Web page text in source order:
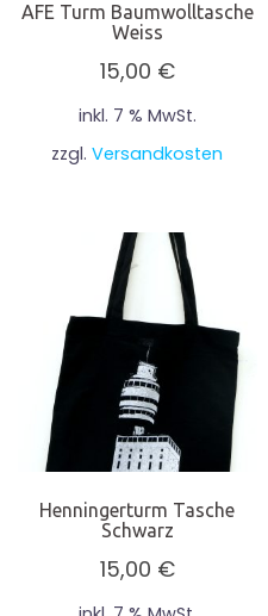
AFE Turm Baumwolltasche
Weiss
15,00 €
inkl. 7 % MwSt.
zzgl.Versandkosten
Henningerturm Tasche
Schwarz
15,00 €